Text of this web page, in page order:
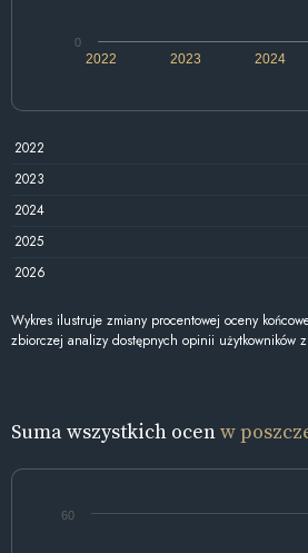
2022 2024
2023
0
2022
2023
2024
2025
2026
Wykres ilustruje zmiany procentowej oceny
zbiorczej analizy dostępnych opinii użytkowników
Suma wszystkich ocenw
60